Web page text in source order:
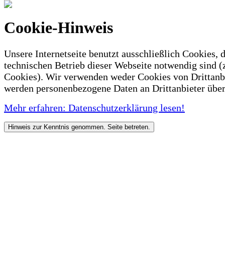
Cookie-Hinweis
Unsere Internetseite benutzt ausschließlich Cookies,
technischen Betrieb dieser Webseite notwendig sind
Cookies). Wir verwenden weder Cookies von
werden personenbezogene Daten an Drittanbieter
Mehr erfahren: Datenschutzerklärung lesen!
Hinweis zur Kenntnis genommen. Seite betreten.